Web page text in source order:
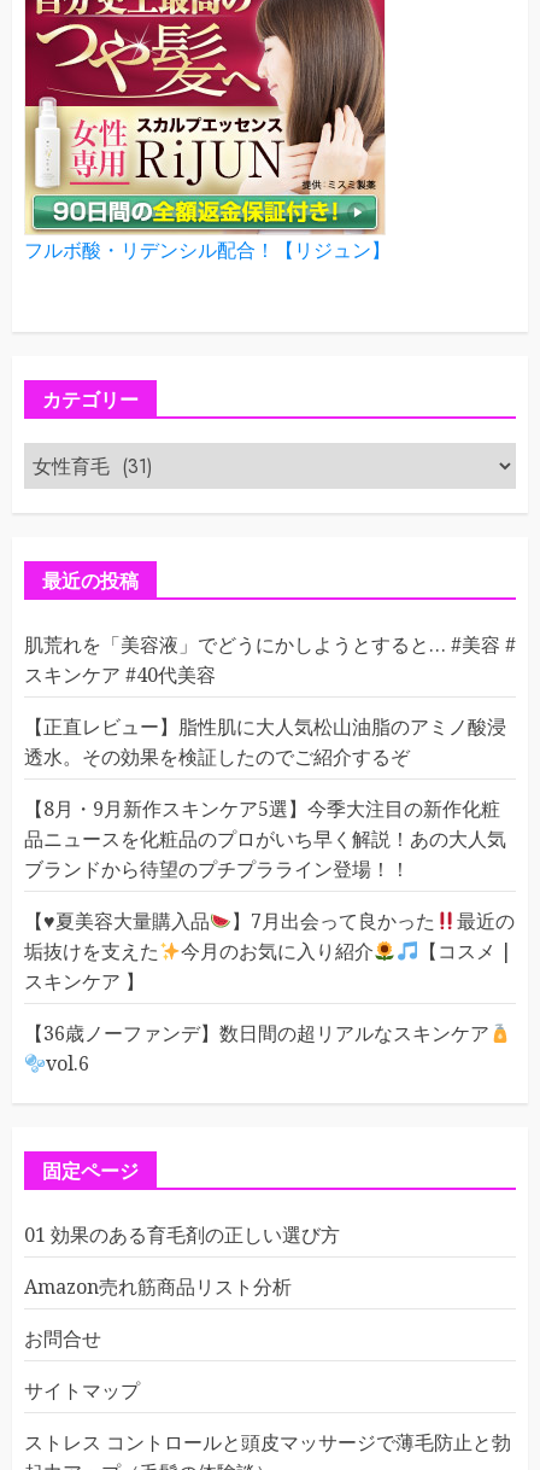
フルボ酸・リデンシル配合！【リジュン】
カテゴリー
カ
テ
ゴ
最近の投稿
肌荒れを「美容液」でどうにかしようとすると… #美容 #
スキンケア #40代美容
【正直レビュー】脂性肌に大人気松山油脂のアミノ酸浸
透水。その効果を検証したのでご紹介するぞ
【8月・9月新作スキンケア5選】今季大注目の新作化粧
品ニュースを化粧品のプロがいち早く解説！あの大人気
ブランドから待望のプチプラライン登場！！
【♥️夏美容大量購入品 】7月出会って良かった
最近の
垢抜けを支えた
今月のお気に入り紹介
【コスメ |
スキンケア 】
【36歳ノーファンデ】数日間の超リアルなスキンケア
vol.6
固定ページ
01 効果のある育毛剤の正しい選び方
Amazon売れ筋商品リスト分析
お問合せ
サイトマップ
ストレス コントロールと頭皮マッサージで薄毛防止と勃